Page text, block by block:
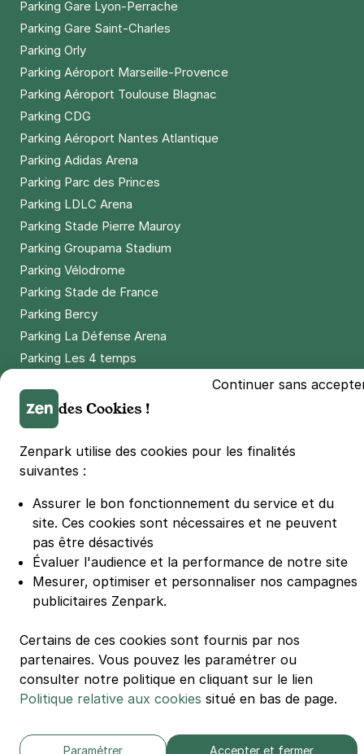
Parking Gare Lyon-Perrache
Parking Gare Saint-Charles
Parking Orly
Parking Aéroport Marseille-Provence
Parking Aéroport Toulouse Blagnac
Parking CDG
Parking Aéroport Nantes Atlantique
Parking Adidas Arena
Parking Parc des Princes
Parking LDLC Arena
Parking Stade Pierre Mauroy
Parking Groupama Stadium
Parking Vélodrome
Parking Stade de France
Parking Bercy
Parking La Défense Arena
Parking Les 4 temps
Parking Porte de Versailles
Parking Lille Grand Palais
Parking Euralille
Parking Casino Barrière Lille
🌍 Passer de 130 à 110 km/h sur autoroute réduit votre
#SeDéplacerMoinsPolluer
© Zenpark 2012 - 2026 - Tous droits réservés - Fabriqué avec soin à
Rennes et Paris
Continuer sans
des Cookies !
Zenpark utilise des cookies pour les finalités
suivantes :
Assurer le bon fonctionnement du service et du
site. Ces cookies sont nécessaires et ne peuvent
pas être désactivés
Évaluer l'audience et la performance de notre site
Mesurer, optimiser et personnaliser nos campagnes
publicitaires Zenpark.
Certains de ces cookies sont fournis par nos
partenaires. Vous pouvez les paramétrer ou
consulter notre politique en cliquant sur le lien
Politique relative aux cookies situé en bas de page.
Paramétrer Accepter et fermer